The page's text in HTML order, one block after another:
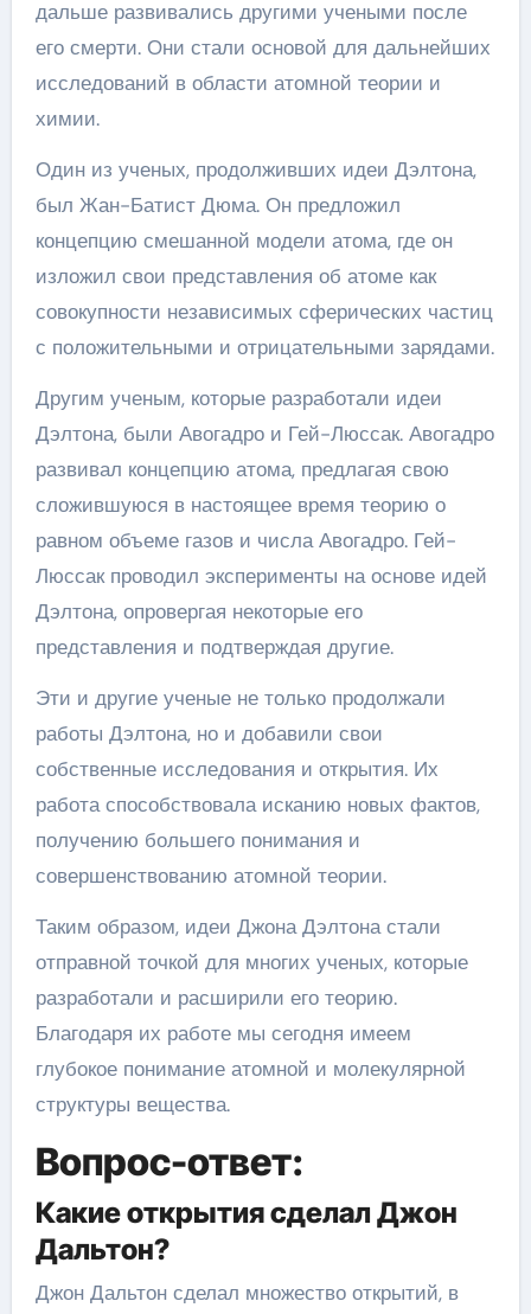
дальше развивались другими учеными после
его смерти. Они стали основой для дальнейших
исследований в области атомной теории и
химии.
Один из ученых, продолживших идеи Дэлтона,
был Жан-Батист Дюма. Он предложил
концепцию смешанной модели атома, где он
изложил свои представления об атоме как
совокупности независимых сферических частиц
с положительными и отрицательными зарядами.
Другим ученым, которые разработали идеи
Дэлтона, были Авогадро и Гей-Люссак. Авогадро
развивал концепцию атома, предлагая свою
сложившуюся в настоящее время теорию о
равном объеме газов и числа Авогадро. Гей-
Люссак проводил эксперименты на основе идей
Дэлтона, опровергая некоторые его
представления и подтверждая другие.
Эти и другие ученые не только продолжали
работы Дэлтона, но и добавили свои
собственные исследования и открытия. Их
работа способствовала исканию новых фактов,
получению большего понимания и
совершенствованию атомной теории.
Таким образом, идеи Джона Дэлтона стали
отправной точкой для многих ученых, которые
разработали и расширили его теорию.
Благодаря их работе мы сегодня имеем
глубокое понимание атомной и молекулярной
структуры вещества.
Вопрос-ответ:
Какие открытия сделал Джон
Дальтон?
Джон Дальтон сделал множество открытий, в